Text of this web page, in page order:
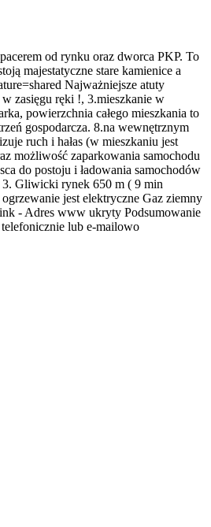
od rynku oraz dworca PKP. To
majestatyczne stare kamienice a
Najważniejsze atuty
zasięgu ręki !, 3.mieszkanie w
powierzchnia całego mieszkania to
gospodarcza. 8.na wewnętrznym
ruch i hałas (w mieszkaniu jest
możliwość zaparkowania samochodu
do postoju i ładowania samochodów
3. Gliwicki rynek 650 m ( 9 min
jest elektryczne Gaz ziemny
- Adres www ukryty Podsumowanie
lub e-mailowo